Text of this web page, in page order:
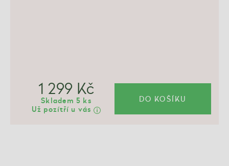
1 299 Kč
Skladem 5 ks
Už pozítří u vás
DO KOŠÍKU